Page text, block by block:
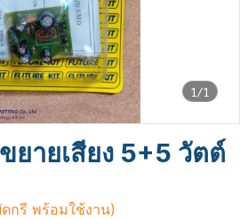
1/1
ยายเสียง 5+5 วัตต์
กรี พร้อมใช้งาน)